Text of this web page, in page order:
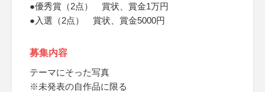
●優秀賞（2点） 賞状、賞金1万円
●入選（2点） 賞状、賞金5000円
募集内容
テーマにそった写真
※未発表の自作品に限る